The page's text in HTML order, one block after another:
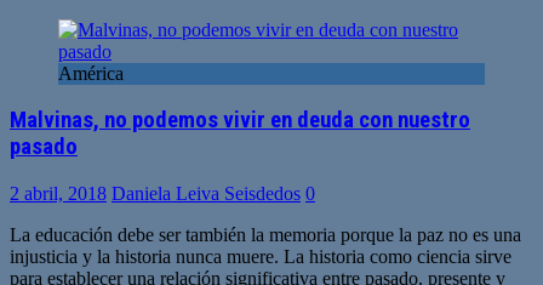
América
Malvinas, no podemos vivir en deuda con nuestro
pasado
2 abril, 2018 Daniela Leiva Seisdedos 0
La educación debe ser también la memoria porque la paz no es una
injusticia y la historia nunca muere. La historia como ciencia sirve
para establecer una relación significativa entre pasado, presente y